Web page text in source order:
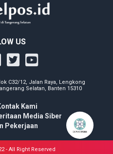
US
C32/12, Jalan Raya, Lengkong
Selatan, Banten 15310
Kami
Media Siber
Pekerjaan
- All Right Reserved